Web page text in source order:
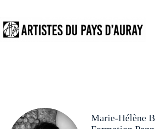
contenu
Marie-Hélène